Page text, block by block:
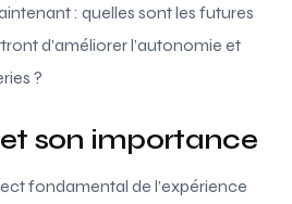
: quelles sont les futures
d’améliorer l’autonomie et
?
son importance
fondamental de l’expérience